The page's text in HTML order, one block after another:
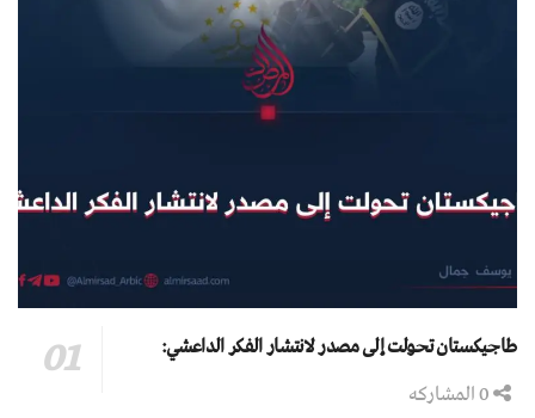
طاجيكستان تحولت إلى مصدر لانتشار الفكر الداعشي: